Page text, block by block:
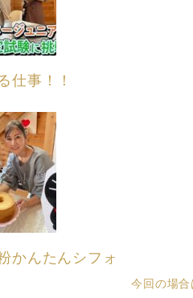
今回の場
仕事！！
かんたんシフォ